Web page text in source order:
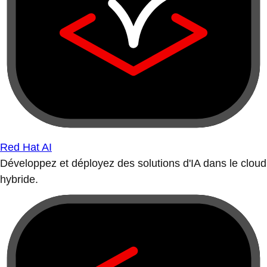
Red Hat AI
Développez et déployez des solutions d'IA dans le cloud
hybride.